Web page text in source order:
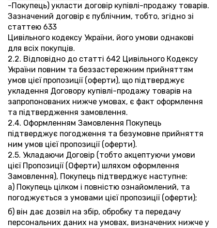
-Покупець) укласти договір купівлі-продажу товарів.
Зазначений договір є публічним, тобто, згідно зі
статтею 633
Цивільного кодексу України, його умови однакові
для всіх покупців.
2.2. Відповідно до статті 642 Цивільного Кодексу
України повним та беззастережним прийняттям
умов цієї пропозиції (оферти), що підтверджує
укладення Договору купівлі-продажу товарів на
запропонованих нижче умовах, є факт оформлення
та підтвердження замовлення.
2.4. Оформленням Замовлення Покупець
підтверджує погодження та безумовне прийняття
ним умов цієї пропозиції (оферти).
2.5. Укладаючи Договір (тобто акцептуючи умови
цієї Пропозиції (Оферти) шляхом оформлення
Замовлення), Покупець підтверджує наступне:
а) Покупець цілком і повністю ознайомлений, та
погоджується з умовами цієї пропозиції (оферти);
б) він дає дозвіл на збір, обробку та передачу
персональних даних на умовах, визначених нижче у